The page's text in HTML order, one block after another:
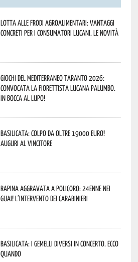
Lotta alle frodi agroalimentari: vantaggi
concreti per i consumatori lucani. Le novità
Giochi del Mediterraneo Taranto 2026:
convocata la fiorettista lucana Palumbo.
In bocca al lupo!
Basilicata: colpo da oltre 19000 Euro!
Auguri al vincitore
Rapina aggravata a Policoro: 24enne nei
guai! L’intervento dei Carabinieri
Basilicata: i Gemelli DiVersi in concerto. Ecco
quando